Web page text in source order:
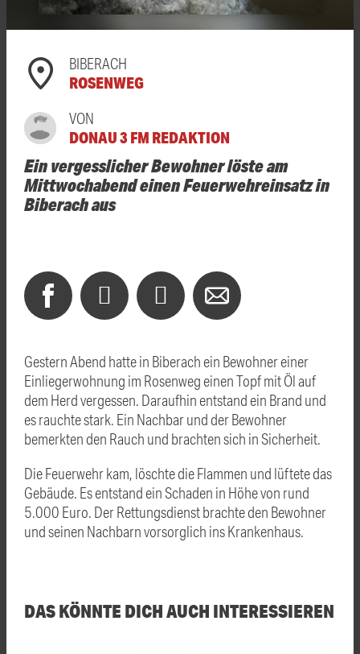
BIBERACH
ROSENWEG
VON
DONAU 3 FM REDAKTION
Ein vergesslicher Bewohner löste am
Mittwochabend einen Feuerwehreinsatz in
Biberach aus
Gestern Abend hatte in Biberach ein Bewohner einer
Einliegerwohnung im Rosenweg einen Topf mit Öl auf
dem Herd vergessen. Daraufhin entstand ein Brand und
es rauchte stark. Ein Nachbar und der Bewohner
bemerkten den Rauch und brachten sich in Sicherheit.
Die Feuerwehr kam, löschte die Flammen und lüftete das
Gebäude. Es entstand ein Schaden in Höhe von rund
5.000 Euro. Der Rettungsdienst brachte den Bewohner
und seinen Nachbarn vorsorglich ins Krankenhaus.
DAS KÖNNTE DICH AUCH INTERESSIEREN